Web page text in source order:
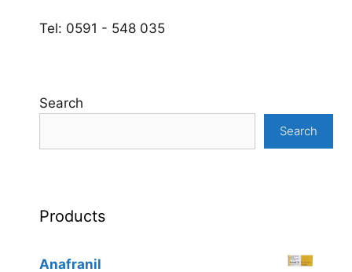
Tel: 0591 - 548 035
Search
Search
Products
Anafranil